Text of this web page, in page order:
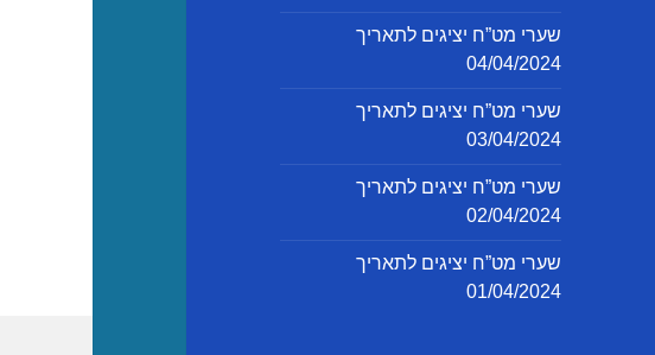
שערי מט”ח יציגים לתאריך
04/04/2024
שערי מט”ח יציגים לתאריך
03/04/2024
שערי מט”ח יציגים לתאריך
02/04/2024
שערי מט”ח יציגים לתאריך
01/04/2024